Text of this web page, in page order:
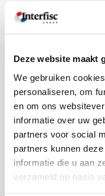
Deze website maakt
We gebruiken
personaliseren, om
en om ons
informatie over uw
partners voor social
partners kunnen
informatie die u aan
verzameld op basis
FOD, Economie, KMO,
middenstand en energie
Flanders Investment and
Nationaal Instituut voor
de Statistiek
Belgische Staatsblad